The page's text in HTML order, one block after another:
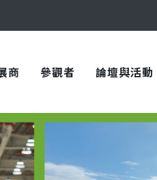
商 參觀者 論壇與活動